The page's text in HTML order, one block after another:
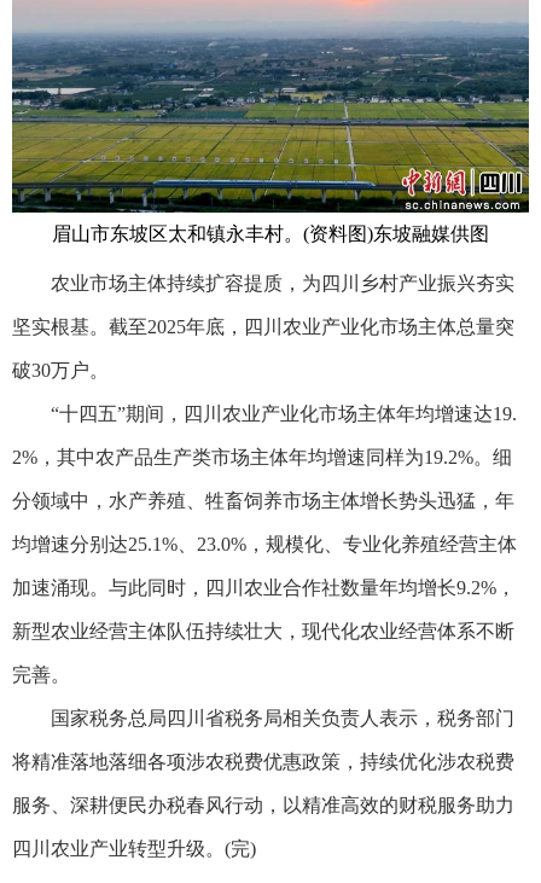
眉山市东坡区太和镇永丰村。(资料图)东坡融媒供图
农业市场主体持续扩容提质，为四川乡村产业振兴夯实
坚实根基。截至2025年底，四川农业产业化市场主体总量突
破30万户。
“十四五”期间，四川农业产业化市场主体年均增速达19.
2%，其中农产品生产类市场主体年均增速同样为19.2%。细
分领域中，水产养殖、牲畜饲养市场主体增长势头迅猛，年
均增速分别达25.1%、23.0%，规模化、专业化养殖经营主体
加速涌现。与此同时，四川农业合作社数量年均增长9.2%，
新型农业经营主体队伍持续壮大，现代化农业经营体系不断
完善。
国家税务总局四川省税务局相关负责人表示，税务部门
将精准落地落细各项涉农税费优惠政策，持续优化涉农税费
服务、深耕便民办税春风行动，以精准高效的财税服务助力
四川农业产业转型升级。(完)